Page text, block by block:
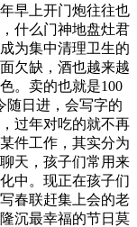
早上开门炮往往也
什么门神地盘灶君
为集中清理卫生的
欠缺，酒也越来越
。卖的也就是100
随日进，会写字的
过年对吃的就不再
件工作，其实分为
天，孩子们常用来
中。现正在孩子们
春联赶集上会的老
沉最幸福的节日莫